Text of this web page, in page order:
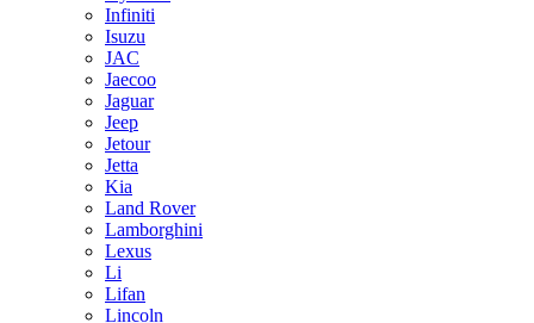
Infiniti
Isuzu
JAC
Jaecoo
Jaguar
Jeep
Jetour
Jetta
Kia
Land Rover
Lamborghini
Lexus
Li
Lifan
Lincoln